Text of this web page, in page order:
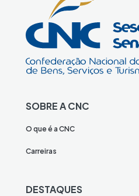
SOBRE A CNC
O que é a CNC
Carreiras
DESTAQUES